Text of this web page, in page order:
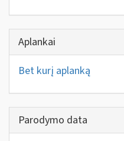
Aplankai
Bet kurį aplanką
Parodymo data